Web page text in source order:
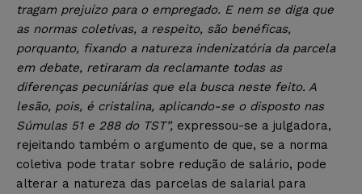
tragam prejuízo para o empregado. E nem se diga que
as normas coletivas, a respeito, são benéficas,
porquanto, fixando a natureza indenizatória da parcela
em debate, retiraram da reclamante todas as
diferenças pecuniárias que ela busca neste feito. A
lesão, pois, é cristalina, aplicando-se o disposto nas
Súmulas 51 e 288 do TST”, expressou-se a julgadora,
rejeitando também o argumento de que, se a norma
coletiva pode tratar sobre redução de salário, pode
alterar a natureza das parcelas de salarial para